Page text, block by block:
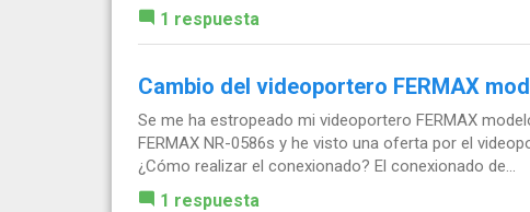
1 respuesta
Cambio del videoportero FERMAX
Se me ha estropeado mi videoportero FERMAX
FERMAX NR-0586s y he visto una oferta por el
¿Cómo realizar el conexionado? El conexionado de...
1 respuesta